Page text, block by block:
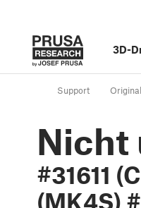
3D-
Support
Nicht
#31611
(MK4S)